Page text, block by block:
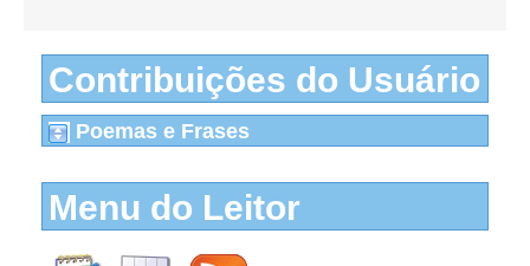
Contribuições do Usuário
Poemas e Frases
Menu do Leitor